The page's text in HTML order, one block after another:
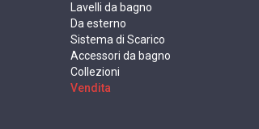
Lavelli da bagno
Da esterno
Sistema di Scarico
Accessori da bagno
Collezioni
Vendita